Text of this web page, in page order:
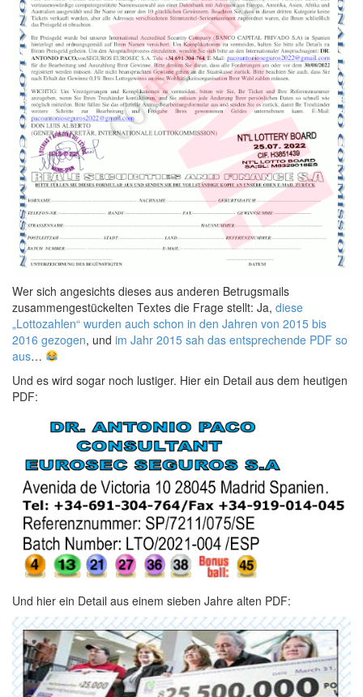
Wer sich angesichts dieses aus anderen Betrugsmails
zusammengestückelten Textes die Frage stellt: Ja, diese
„Lottozahlen“ wurden auch schon in den Jahren von 2015 bis
2016 gezogen, und im Jahr 2015 sah das entsprechende PDF so
aus…
Und es wird sogar noch lustiger. Hier ein Detail aus dem heutigen
PDF:
Und hier ein Detail aus einem sieben Jahre alten PDF: